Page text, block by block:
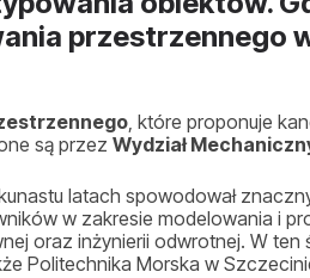
przestrzennego
, które proponuje
są przez Wydział
latach spowodował
w zakresie modelowania i
oraz inżynierii odwrotnej. W ten
Politechnika Morska w